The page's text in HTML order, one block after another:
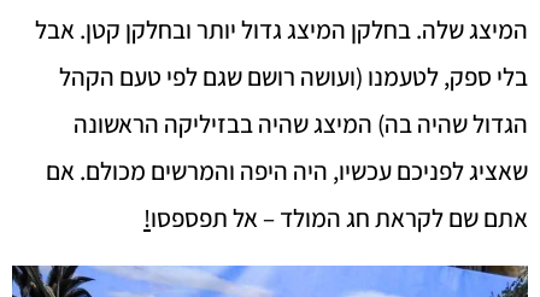
המיצג שלה. בחלקן המיצג גדול יותר ובחלקן קטן. אבל
בלי ספק, לטעמנו (ועושה רושם שגם לפי טעם הקהל
הגדול שהיה בה) המיצג שהיה בבזיליקה הראשונה
שאציג לפניכם עכשיו, היה היפה והמרשים מכולם. אם
אתם שם לקראת חג המולד – אל תפספסו!